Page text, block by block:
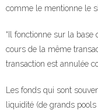
comme le mentionne le
“Il fonctionne sur la
cours de la même
transaction est annulée
Les fonds qui sont
liquidité (de grands